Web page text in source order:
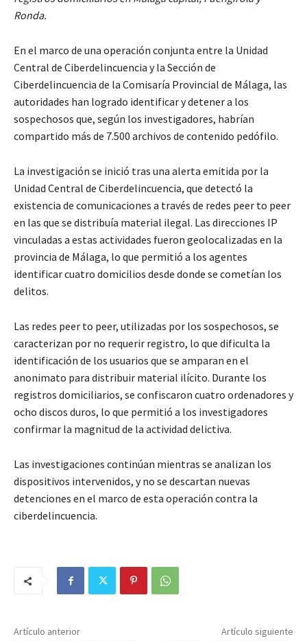
Ronda.
En el marco de una operación conjunta entre la Unidad
Central de Ciberdelincuencia y la Sección de
Ciberdelincuencia de la Comisaría Provincial de Málaga, las
autoridades han logrado identificar y detener a los
sospechosos que, según los investigadores, habrían
compartido más de 7.500 archivos de contenido pedófilo.
La investigación se inició tras una alerta emitida por la
Unidad Central de Ciberdelincuencia, que detectó la
existencia de comunicaciones a través de redes peer to peer
en las que se distribuía material ilegal. Las direcciones IP
vinculadas a estas actividades fueron geolocalizadas en la
provincia de Málaga, lo que permitió a los agentes
identificar cuatro domicilios desde donde se cometían los
delitos.
Las redes peer to peer, utilizadas por los sospechosos, se
caracterizan por no requerir registro, lo que dificulta la
identificación de los usuarios que se amparan en el
anonimato para distribuir material ilícito. Durante los
registros domiciliarios, se confiscaron cuatro ordenadores y
ocho discos duros, lo que permitió a los investigadores
confirmar la magnitud de la actividad delictiva.
Las investigaciones continúan mientras se analizan los
dispositivos intervenidos, y no se descartan nuevas
detenciones en el marco de esta operación contra la
ciberdelincuencia.
Artículo anterior Artículo siguiente